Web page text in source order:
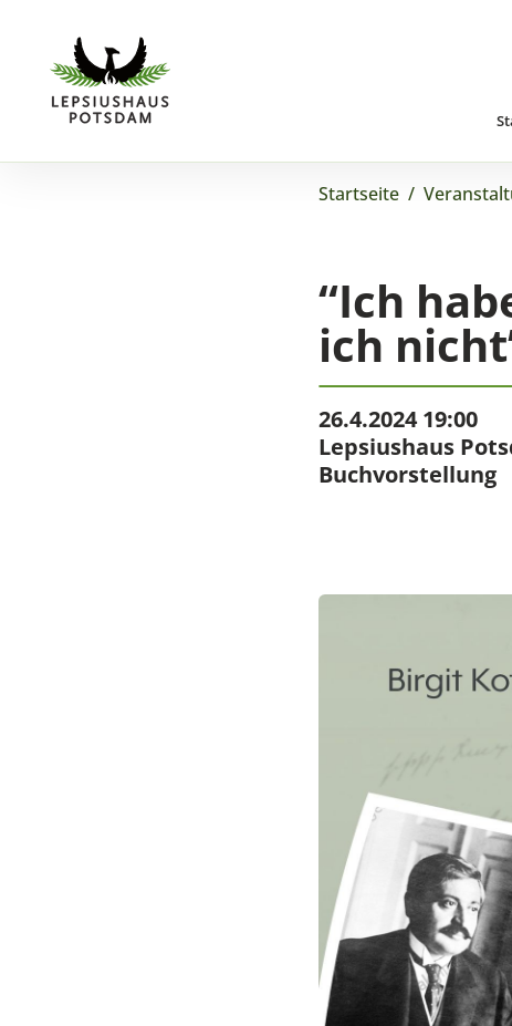
Startseite /
“Ich
ich
26.4.2024 19:00
Lepsiushaus
Buchvorstellung